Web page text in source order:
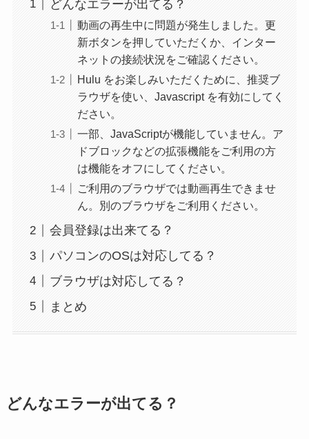
どんなエラーが出てる？
動画の再生中に問題が発生しました。更
新ボタンを押していただくか、インター
ネットの接続状況をご確認ください。
Hulu をお楽しみいただくために、推奨ブ
ラウザを使い、Javascript を有効にしてく
ださい。
一部、JavaScriptが機能していません。ア
ドブロックなどの拡張機能をご利用の方
は機能をオフにしてください。
ご利用のブラウザでは動画再生できませ
ん。別のブラウザをご利用ください。
会員登録は出来てる？
パソコンのOSは対応してる？
ブラウザは対応してる？
まとめ
どんなエラーが出てる？